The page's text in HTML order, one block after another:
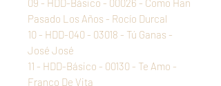
09 - HDD-Básico - 00026 - Como Han
Pasado Los Años - Rocío Durcal
10 - HDD-040 - 03018 - Tú Ganas -
José José
11 - HDD-Básico - 00130 - Te Amo -
Franco De Vita